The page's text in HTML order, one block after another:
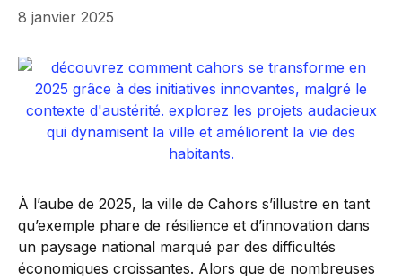
8 janvier 2025
À l’aube de 2025, la ville de Cahors s’illustre en tant
qu’exemple phare de résilience et d’innovation dans
un paysage national marqué par des difficultés
économiques croissantes. Alors que de nombreuses